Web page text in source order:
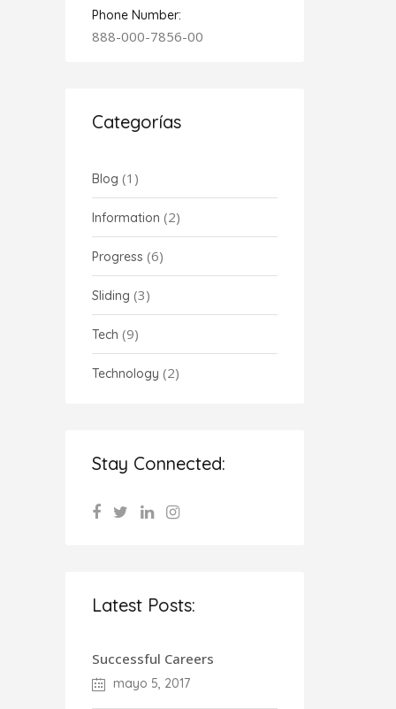
Phone Number:
888-000-7856-00
Categorías
Blog (1)
Information (2)
Progress (6)
Sliding (3)
Tech (9)
Technology (2)
Stay Connected:
Latest Posts:
Successful Careers
mayo 5, 2017